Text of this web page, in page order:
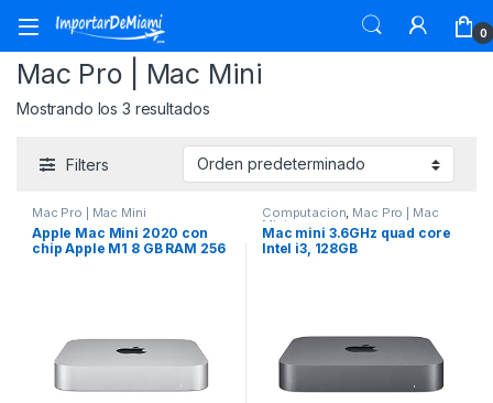
Skip to navigation
Skip to content
0
Mac Pro | Mac Mini
Mostrando los 3 resultados
Filters
Mac Pro | Mac Mini
Apple Mac Mini 2020 con
chip Apple M1 8 GB RAM 256
Computacion, Mac Pro | Mac
Mini
Mac mini 3.6GHz quad core
Intel i3, 128GB